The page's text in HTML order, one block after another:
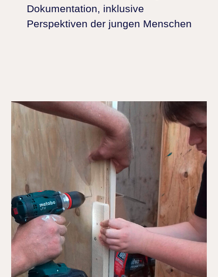
Dokumentation, inklusive
Perspektiven der jungen Menschen